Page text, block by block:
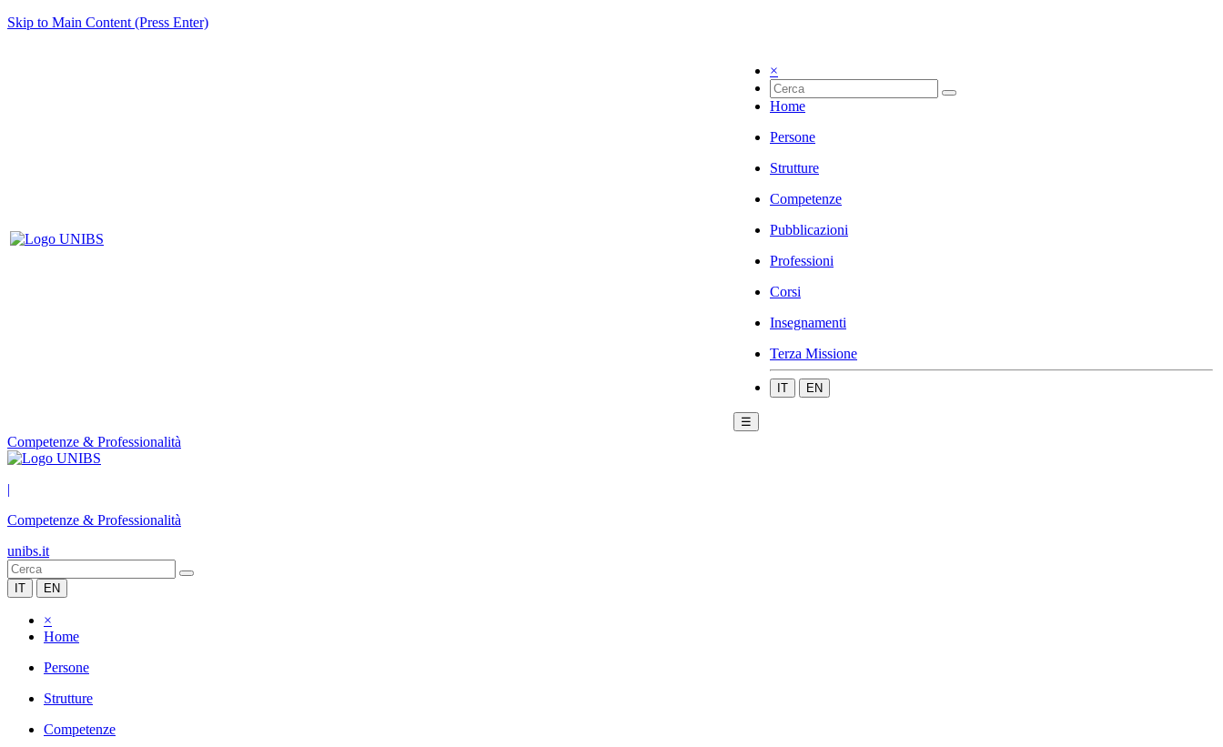
Skip to Main Content (Press Enter)
×
Home
Persone
Strutture
Competenze
Pubblicazioni
Professioni
Corsi
Insegnamenti
Terza Missione
IT EN
☰
Competenze & Professionalità
|
Competenze & Professionalità
unibs.it
IT EN
×
Home
Persone
Strutture
Competenze